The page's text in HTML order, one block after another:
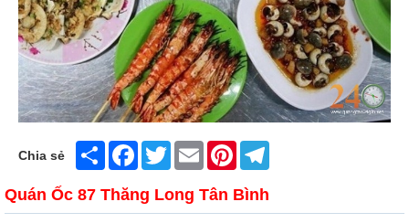
Xây Dựng
Tổng Hợp
Chia sẻ Share FacebookTwitter Email Pinterest
Quán Ốc 87 Thăng Long Tân Bình